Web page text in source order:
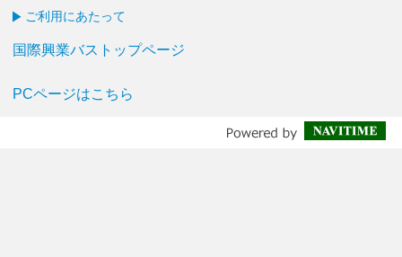
ご利用にあたって
国際興業バストップページ
PCページはこちら